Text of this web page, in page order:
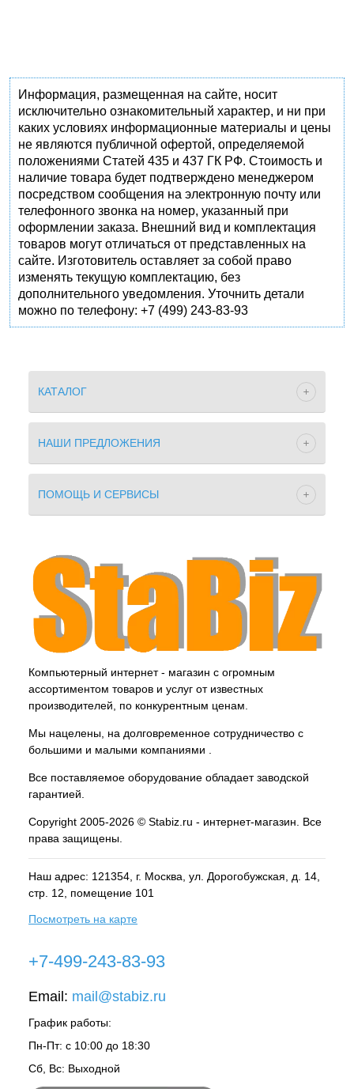
Информация, размещенная на сайте, носит
исключительно ознакомительный характер, и ни при
каких условиях информационные материалы и цены
не являются публичной офертой, определяемой
положениями Статей 435 и 437 ГК РФ. Стоимость и
наличие товара будет подтверждено менеджером
посредством сообщения на электронную почту или
телефонного звонка на номер, указанный при
оформлении заказа. Внешний вид и комплектация
товаров могут отличаться от представленных на
сайте. Изготовитель оставляет за собой право
изменять текущую комплектацию, без
дополнительного уведомления. Уточнить детали
можно по телефону: +7 (499) 243-83-93
КАТАЛОГ
НАШИ ПРЕДЛОЖЕНИЯ
ПОМОЩЬ И СЕРВИСЫ
Компьютерный интернет - магазин с огромным
ассортиментом товаров и услуг от известных
производителей, по конкурентным ценам.
Мы нацелены, на долговременное сотрудничество с
большими и малыми компаниями .
Все поставляемое оборудование обладает заводской
гарантией.
Copyright 2005-2026 © Stabiz.ru - интернет-магазин. Все
права защищены.
Наш адрес: 121354, г. Москва , ул. Дорогобужская, д. 14,
стр. 12, помещение 101
Посмотреть на карте
+7-499-243-83-93
Email: mail@stabiz.ru
График работы:
Пн-Пт: с 10:00 до 18:30
Сб, Вс: Выходной